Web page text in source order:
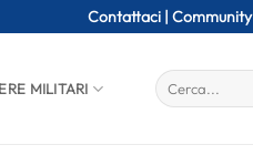
Contattaci | Community
MILITARI